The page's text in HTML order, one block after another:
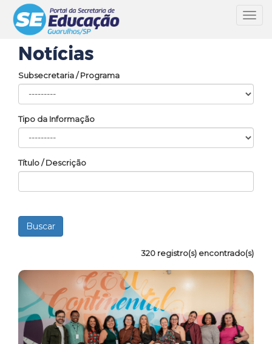
Notícias
Subsecretaria / Programa
Tipo da Informação
Título / Descrição
320 registro(s) encontrado(s)